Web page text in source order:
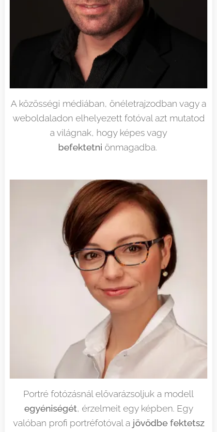
A közösségi médiában, önéletrajzodban vagy a
weboldaladon elhelyezett fotóval azt mutatod
a világnak, hogy képes vagy
befektetni önmagadba.
Portré fotózásnál elővarázsoljuk a modell
egyéniségét, érzelmeit egy képben. Egy
valóban profi portréfotóval a jövődbe fektetsz